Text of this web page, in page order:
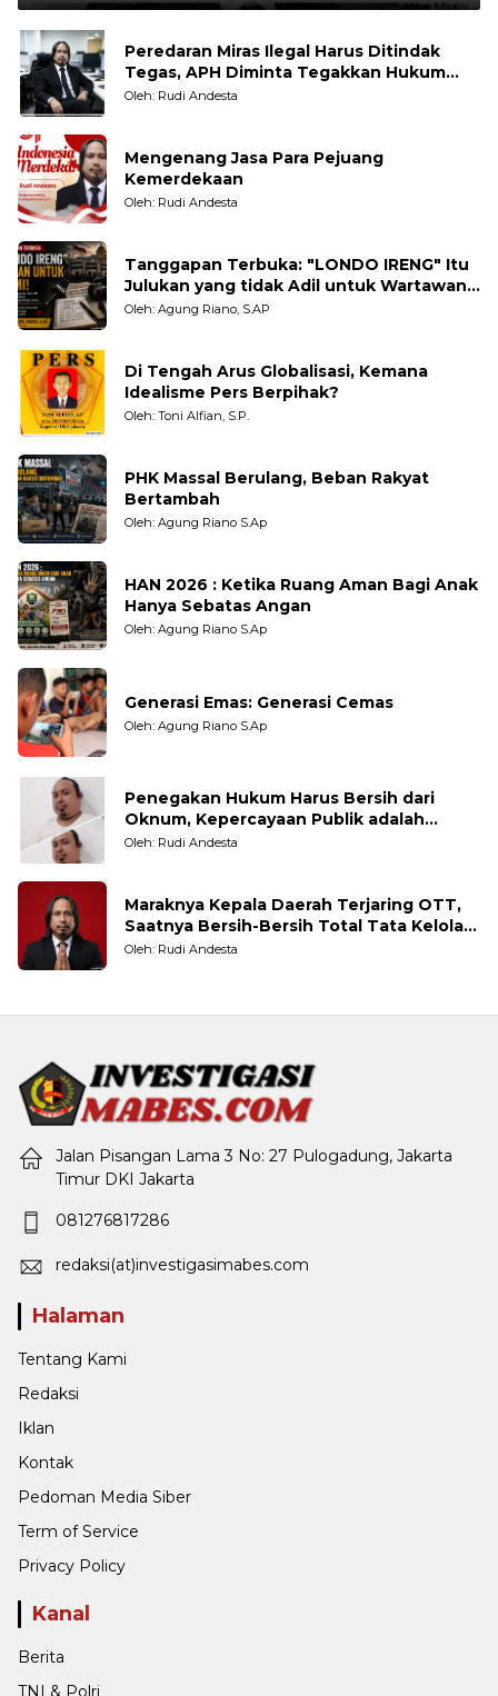
Peredaran Miras Ilegal Harus Ditindak
Tegas, APH Diminta Tegakkan Hukum
Tanpa Pandang Bulu
Oleh: Rudi Andesta
Mengenang Jasa Para Pejuang
Kemerdekaan
Oleh: Rudi Andesta
Tanggapan Terbuka: "LONDO IRENG" Itu
Julukan yang tidak Adil untuk Wartawan,
Pengamat dan LSM
Oleh: Agung Riano, S.AP
Di Tengah Arus Globalisasi, Kemana
Idealisme Pers Berpihak?
Oleh: Toni Alfian, S.P.
PHK Massal Berulang, Beban Rakyat
Bertambah
Oleh: Agung Riano S.Ap
HAN 2026 : Ketika Ruang Aman Bagi Anak
Hanya Sebatas Angan
Oleh: Agung Riano S.Ap
Generasi Emas: Generasi Cemas
Oleh: Agung Riano S.Ap
Penegakan Hukum Harus Bersih dari
Oknum, Kepercayaan Publik adalah
Taruhannya
Oleh: Rudi Andesta
Maraknya Kepala Daerah Terjaring OTT,
Saatnya Bersih-Bersih Total Tata Kelola
Pemerintahan
Oleh: Rudi Andesta
Jalan Pisangan Lama 3 No: 27 Pulogadung, Jakarta
Timur DKI Jakarta
081276817286
redaksi(at)investigasimabes.com
Halaman
Tentang Kami
Redaksi
Iklan
Kontak
Pedoman Media Siber
Term of Service
Privacy Policy
Kanal
Berita
TNI & Polri